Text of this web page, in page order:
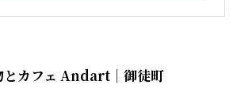
とカフェ Andart｜御徒町